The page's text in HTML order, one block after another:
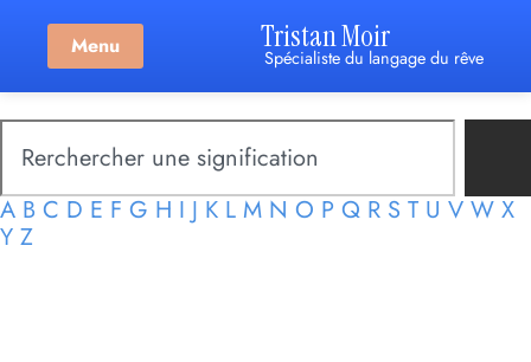
Menu Tristan Moir
Spécialiste du langage du rêve
A B C D E F G H I J K L M N O P Q R S T U V W X
Y Z